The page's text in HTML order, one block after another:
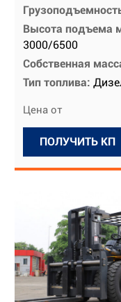
Высота подъема
3000/6500
Собственная
Тип топлива:
Цена от
ПОЛУЧИТЬ КП